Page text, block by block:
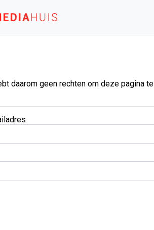
daarom geen rechten om deze pagina te